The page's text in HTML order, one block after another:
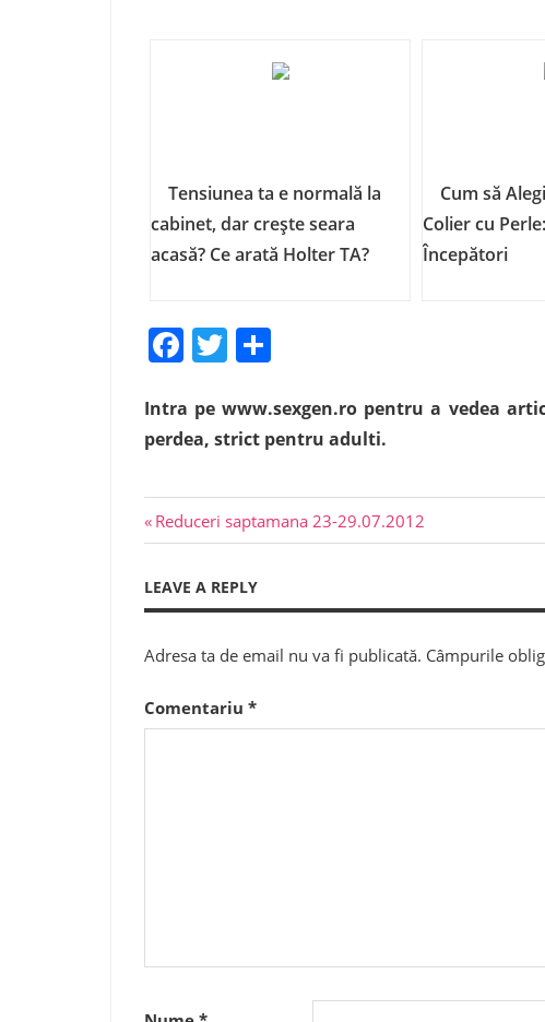
Tensiunea ta e normală la
cabinet, dar crește seara
acasă? Ce arată Holter TA?
Cum să
Colier cu
Începători
Facebook
Twitter
Intra pe www.sexgen.ro pentru a vedea
perdea, strict pentru adulti.
Navigare
articole
Previous
Post:
Reduceri saptamana 23-29.07.2012
LEAVE A REPLY
Adresa ta de email nu va fi publicată. Câmpurile
Comentariu *